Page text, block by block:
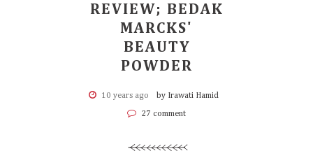
REVIEW; BEDAK
MARCKS'
BEAUTY
POWDER
10 years ago by Irawati Hamid
27 comment